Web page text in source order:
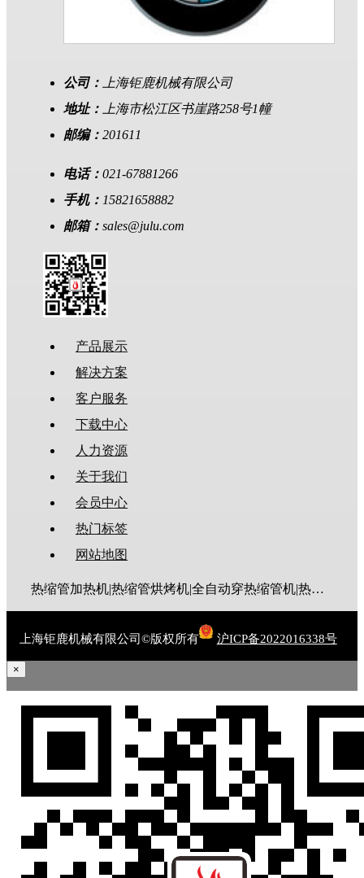
公司：
上海钜鹿机械有限公司
地址：
上海市松江区书崖路258号1幢
邮编： 201611
电话： 021-67881266
手机： 15821658882
邮箱： sales@julu.com
产品展示
解决方案
客户服务
下载中心
人力资源
关于我们
会员中心
热门标签
网站地图
热缩管加热机|热缩管烘烤机|全自动穿热缩管机|热缩管切管机
上海钜鹿机械有限公司©版权所有 沪ICP备2022016338号
×